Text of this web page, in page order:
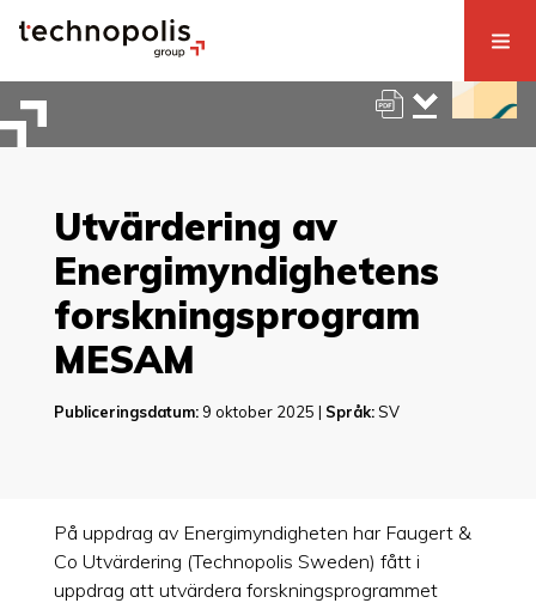
Utvärdering av
Energimyndighetens
forskningsprogram
MESAM
Publiceringsdatum:9 oktober 2025 | Språk:SV
På uppdrag av Energimyndigheten har Faugert &
Co Utvärdering (Technopolis Sweden) fått i
uppdrag att utvärdera forskningsprogrammet